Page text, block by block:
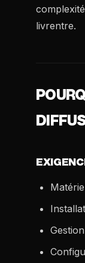
livrentre.